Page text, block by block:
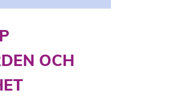
OCH